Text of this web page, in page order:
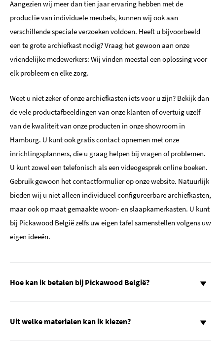
Aangezien wij meer dan tien jaar ervaring hebben met de
productie van individuele meubels, kunnen wij ook aan
verschillende speciale verzoeken voldoen. Heeft u bijvoorbeeld
een te grote archiefkast nodig? Vraag het gewoon aan onze
vriendelijke medewerkers: Wij vinden meestal een oplossing voor
elk probleem en elke zorg.
Weet u niet zeker of onze archiefkasten iets voor u zijn? Bekijk dan
de vele productafbeeldingen van onze klanten of overtuig uzelf
van de kwaliteit van onze producten in onze showroom in
Hamburg. U kunt ook gratis contact opnemen met onze
inrichtingsplanners, die u graag helpen bij vragen of problemen.
U kunt zowel een telefonisch als een videogesprek online boeken.
Gebruik gewoon het contactformulier op onze website. Natuurlijk
bieden wij u niet alleen individueel configureerbare archiefkasten,
maar ook op maat gemaakte woon- en slaapkamerkasten. U kunt
bij Pickawood België zelfs uw eigen tafel samenstellen volgens uw
eigen ideeën.
Hoe kan ik betalen bij Pickawood België?
Uit welke materialen kan ik kiezen?